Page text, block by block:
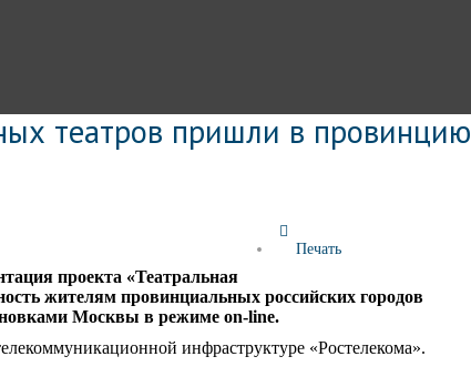
театров пришли в провинцию
Печать
проекта «Театральная
жителям провинциальных российских городов
Москвы в режиме on-line.
инфраструктуре «Ростелекома».